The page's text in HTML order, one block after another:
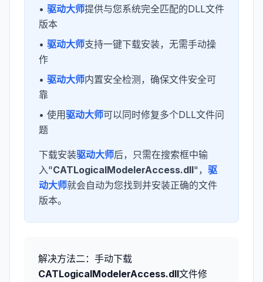
• 驱动大师提供与您系统完全匹配的DLL文件
版本
• 驱动大师支持一键下载安装，无需手动操
作
• 驱动大师内置安全检测，确保文件安全可
靠
• 使用驱动大师可以同时修复多个DLL文件问
题
下载安装驱动大师后，只需在搜索框中输
入"CATLogicalModelerAccess.dll"， 驱
动大师就会自动为您找到并安装正确的文件
版本。
解决方法二：手动下载
CATLogicalModelerAccess.dll文件修